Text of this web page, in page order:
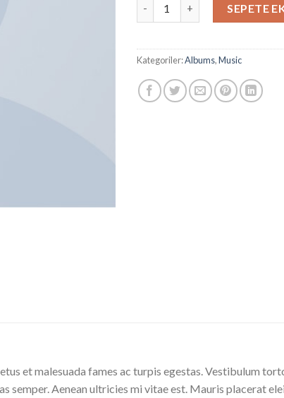
SEPETE
Kategoriler:Albums,Music
et malesuada fames ac turpis egestas. Vestibulum
semper. Aenean ultricies mi vitae est. Mauris placerat